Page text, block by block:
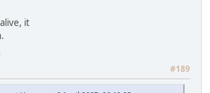
it
#189